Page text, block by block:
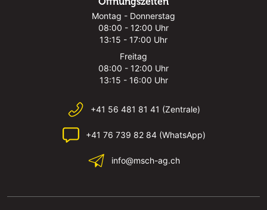
Montag - Donnerstag
08:00 - 12:00 Uhr
13:15 - 17:00 Uhr
Freitag
08:00 - 12:00 Uhr
13:15 - 16:00 Uhr
+41 56 481 81 41 (Zentrale)
+41 76 739 82 84 (WhatsApp)
info@msch-ag.ch